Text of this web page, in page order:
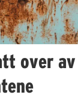
over av